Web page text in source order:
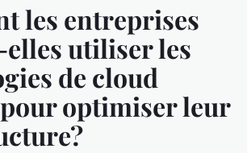
les entreprises
utiliser les
de cloud
optimiser leur